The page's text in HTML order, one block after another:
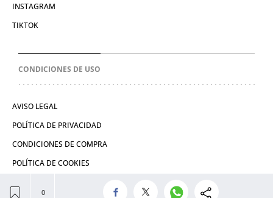
INSTAGRAM
TIKTOK
CONDICIONES DE USO
AVISO LEGAL
POLÍTICA DE PRIVACIDAD
CONDICIONES DE COMPRA
POLÍTICA DE COOKIES